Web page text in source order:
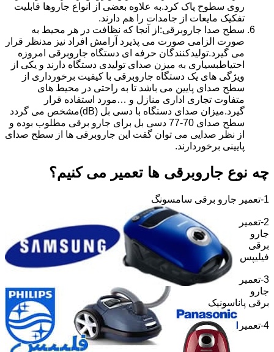
روی سطوح پاک کرد.به علاوه بعضی از انواع جاروها قابلیت
تفکیک مایعات از جامدات را هم دارند.
سطح صدا جاروبرقی:از آنجا که نظافت در هر محیط به
صورت الزامی صورت می پذیرد آرامش افراد نیز مدنظر قرار
می گیرد.تولیدکنندگان حرفه ای دستگاه جاروبرقی امروزه
احتیاطبسیاری به میزن صدای تولیدی دستگاه دارند و یکی از
ویژگی های یک دستگاه جاروبرقی با کیفیت برخورداری از
سطح صدای پایین می باشد تا به راحتی در محیط های
متفاوت تجاری اداری منازل و …مورد استفاده قرار
گیرد.میزان صدای دستگاه با دسی بل (dB)مشخص می گردد
سطح صدای 70-77 دسی بل برای جارو برقی مطلوب بوده و
از نظر صدایی می توان گفت این جاروبرقی ها از سطح صدای
پایینی برخوردارند.
چه نوع جاروبرقی ها تعمیر می کنیم؟
1-تعمیر جارو برقی سامسونگ
2-تعمیر
جارو
برقی
فیلیپس
3-تعمیر
جارو
برقی پاناسونیک
4-تعمیر